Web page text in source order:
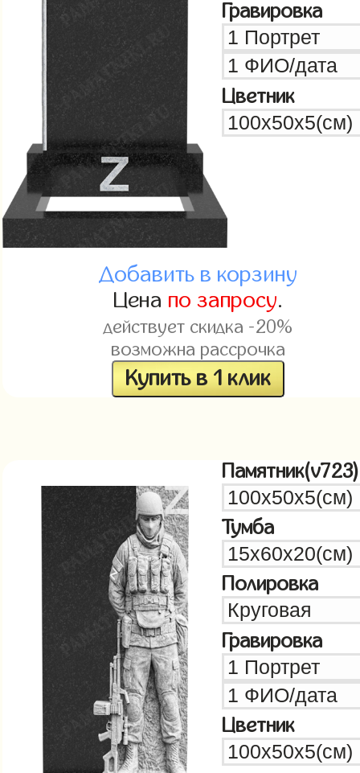
Гравировка
Цветник
Добавить в корзину
Цена по запросу.
действует скидка -20%
возможна рассрочка
Купить в 1 клик
Памятник(v723)
Тумба
Полировка
Гравировка
Цветник